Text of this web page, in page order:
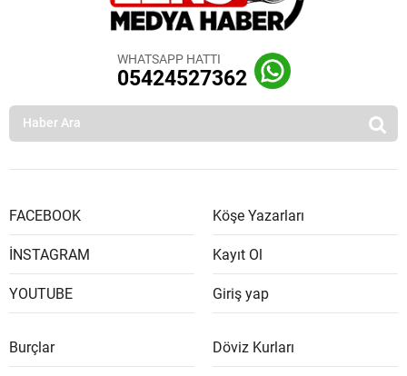
WHATSAPP HATTI
05424527362
FACEBOOK
İNSTAGRAM
YOUTUBE
Köşe Yazarları
Kayıt Ol
Giriş yap
Burçlar Döviz Kurları